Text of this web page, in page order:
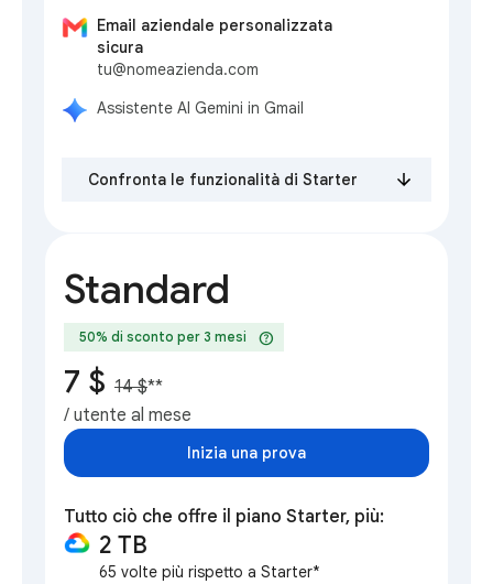
Email aziendale personalizzata
sicura
tu@nomeazienda.com
Assistente AI Gemini in Gmail
Confronta le funzionalità di Starter
Standard
50% di sconto per 3 mesi help
7 $ 14 $**
/ utente al mese
Inizia una prova
Tutto ciò che offre il piano Starter, più:
2 TB
65 volte più rispetto a Starter*